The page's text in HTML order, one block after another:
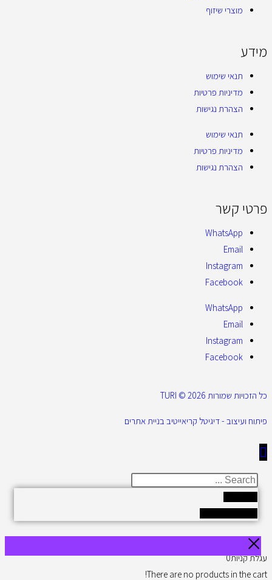
מוצרי שיזוף
מידע
תנאי שימוש
מדיניות פרטיות
הצהרת נגישות
תנאי שימוש
מדיניות פרטיות
הצהרת נגישות
פרטי קשר
WhatsApp
Email
Instagram
Facebook
WhatsApp
Email
Instagram
Facebook
כל הזכויות שמורות 2026 © TURI
פיתוח ועיצוב - דיגיטל קריאייטיב בניית אתרים
עגלת קניות0
There are no products in the cart!